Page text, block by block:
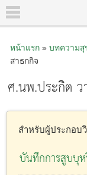
หน้าแรก» บทความสุ
สาธกกิจ
ศ.นพ.ประกิิต
สำหรับผู้ประกอบ
บันทึกการสูบบุ